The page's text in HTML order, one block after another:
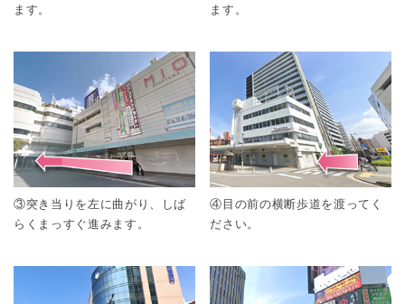
ます。
ます。
③突き当りを左に曲がり、しば
らくまっすぐ進みます。
④目の前の横断歩道を渡ってく
ださい。